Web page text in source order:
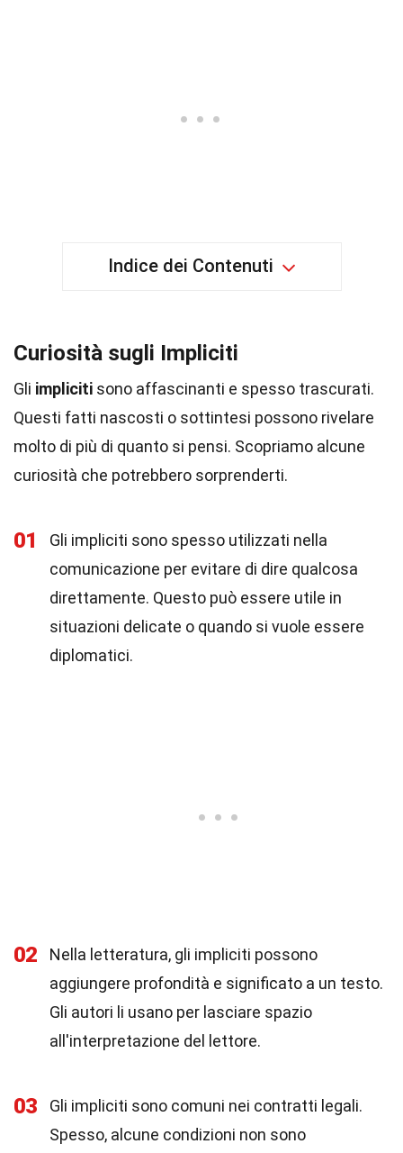
Indice dei Contenuti
Curiosità sugli Impliciti
Gli impliciti sono affascinanti e spesso trascurati.
Questi fatti nascosti o sottintesi possono rivelare
molto di più di quanto si pensi. Scopriamo alcune
curiosità che potrebbero sorprenderti.
01
Gli impliciti sono spesso utilizzati nella
comunicazione per evitare di dire qualcosa
direttamente. Questo può essere utile in
situazioni delicate o quando si vuole essere
diplomatici.
02
Nella letteratura, gli impliciti possono
aggiungere profondità e significato a un testo.
Gli autori li usano per lasciare spazio
all'interpretazione del lettore.
03
Gli impliciti sono comuni nei contratti legali.
Spesso, alcune condizioni non sono